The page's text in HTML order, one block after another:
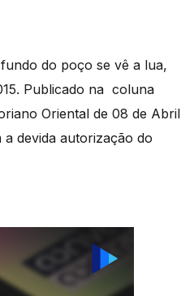
do poço se vê a lua,
Publicado na coluna
Oriental de 08 de Abril
a devida autorização do